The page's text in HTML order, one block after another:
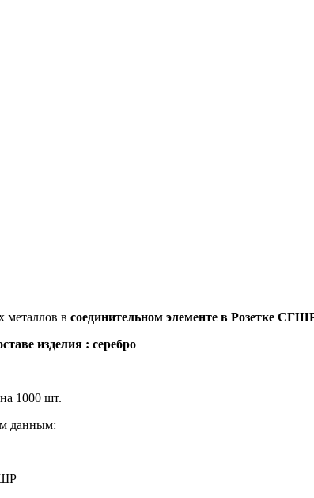
металлов в соединительном элементе в Розетке
изделия : серебро
1000 шт.
данным: